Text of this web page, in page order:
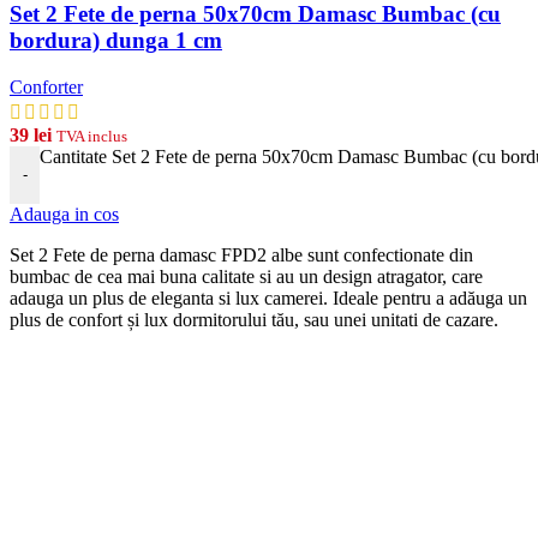
Set 2 Fete de perna 50x70cm Damasc Bumbac (cu
bordura) dunga 1 cm
Conforter
39 lei TVA inclus
-
Cantitate Set 2 Fete de perna 50x70cm Damasc Bumbac (cu
Adauga in cos
Set 2 Fete de perna damasc FPD2 albe sunt confectionate din
bumbac de cea mai buna calitate si au un design atragator, care
adauga un plus de eleganta si lux camerei. Ideale pentru a adăuga un
plus de confort și lux dormitorului tău, sau unei unitati de cazare.